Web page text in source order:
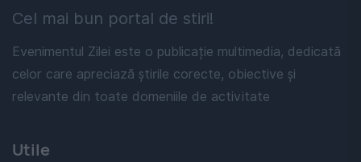
Cel mai bun portal de stiri!
Evenimentul Zilei este o publicație multimedia, dedicată
celor care apreciază știrile corecte, obiective și
relevante din toate domeniile de activitate
Utile